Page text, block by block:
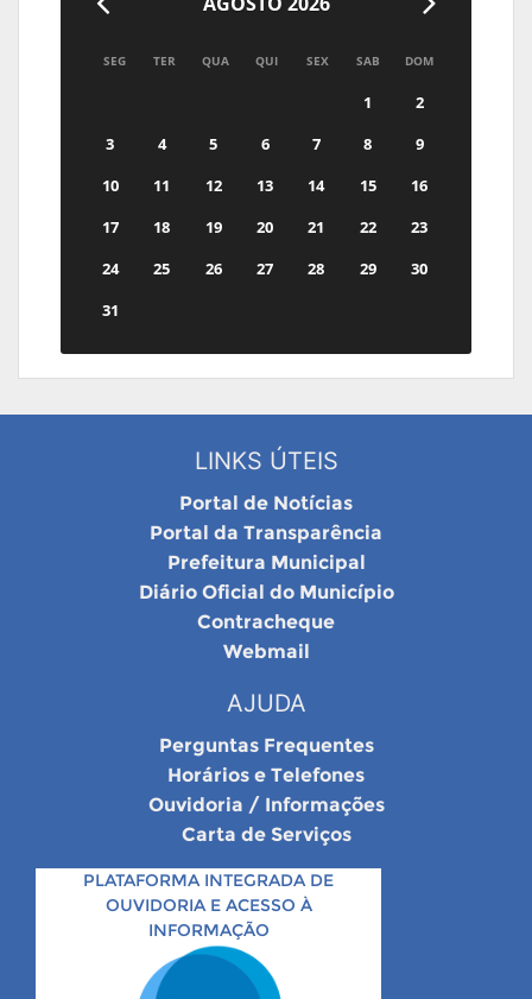
SEG TER QUA QUI SEX SAB DOM
1
2
3
4 5 6 7 8
9
10
11 12 13 14 15
16
17
18 19 20 21 22
23
24
25 26 27 28 29
30
31
LINKS ÚTEIS
Portal de Notícias
Portal da Transparência
Prefeitura Municipal
Diário Oficial do Município
Contracheque
Webmail
AJUDA
Perguntas Frequentes
Horários e Telefones
Ouvidoria / Informações
Carta de Serviços
PLATAFORMA INTEGRADA DE
OUVIDORIA E ACESSO À
INFORMAÇÃO